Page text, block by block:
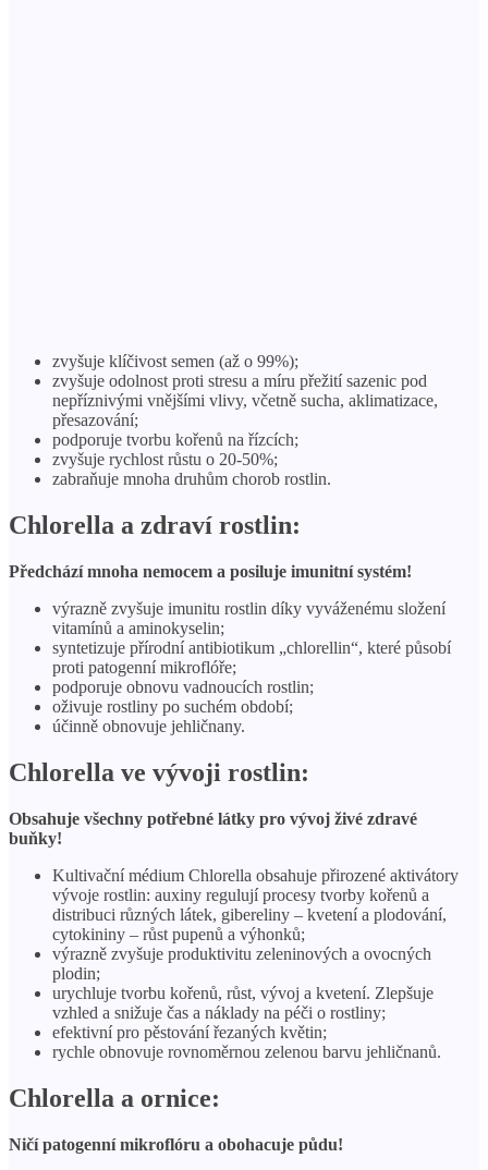
zvyšuje klíčivost semen (až o 99%);
zvyšuje odolnost proti stresu a míru přežití sazenic pod
nepříznivými vnějšími vlivy, včetně sucha, aklimatizace,
přesazování;
podporuje tvorbu kořenů na řízcích;
zvyšuje rychlost růstu o 20-50%;
zabraňuje mnoha druhům chorob rostlin.
Chlorella a zdraví rostlin:
Předchází mnoha nemocem a posiluje imunitní systém!
výrazně zvyšuje imunitu rostlin díky vyváženému složení
vitamínů a aminokyselin;
syntetizuje přírodní antibiotikum „chlorellin“, které působí
proti patogenní mikroflóře;
podporuje obnovu vadnoucích rostlin;
oživuje rostliny po suchém období;
účinně obnovuje jehličnany.
Chlorella ve vývoji rostlin:
Obsahuje všechny potřebné látky pro vývoj živé zdravé
buňky!
Kultivační médium Chlorella obsahuje přirozené aktivátory
vývoje rostlin: auxiny regulují procesy tvorby kořenů a
distribuci různých látek, gibereliny – kvetení a plodování,
cytokininy – růst pupenů a výhonků;
výrazně zvyšuje produktivitu zeleninových a ovocných
plodin;
urychluje tvorbu kořenů, růst, vývoj a kvetení. Zlepšuje
vzhled a snižuje čas a náklady na péči o rostliny;
efektivní pro pěstování řezaných květin;
rychle obnovuje rovnoměrnou zelenou barvu jehličnanů.
Chlorella a ornice:
Ničí patogenní mikroflóru a obohacuje půdu!